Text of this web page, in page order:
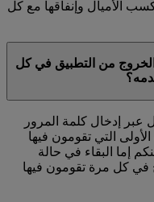
الأميال وإنفاقها مع كل
من التطبيق في كل
إدخال كلمة المرور
التي تقومون فيها
إما البقاء في حالة
في كل مرة تقومون فيها